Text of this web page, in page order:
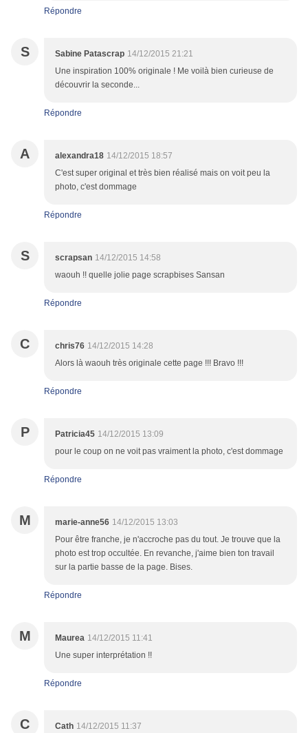
Répondre
S Sabine Patascrap 14/12/2015 21:21
Une inspiration 100% originale ! Me voilà bien curieuse de
découvrir la seconde...
Répondre
A alexandra18 14/12/2015 18:57
C'est super original et très bien réalisé mais on voit peu la
photo, c'est dommage
Répondre
S scrapsan 14/12/2015 14:58
waouh !! quelle jolie page scrapbises Sansan
Répondre
C chris76 14/12/2015 14:28
Alors là waouh très originale cette page !!! Bravo !!!
Répondre
P Patricia45 14/12/2015 13:09
pour le coup on ne voit pas vraiment la photo, c'est dommage
Répondre
M marie-anne56 14/12/2015 13:03
Pour être franche, je n'accroche pas du tout. Je trouve que la
photo est trop occultée. En revanche, j'aime bien ton travail
sur la partie basse de la page. Bises.
Répondre
M Maurea 14/12/2015 11:41
Une super interprétation !!
Répondre
C Cath 14/12/2015 11:37